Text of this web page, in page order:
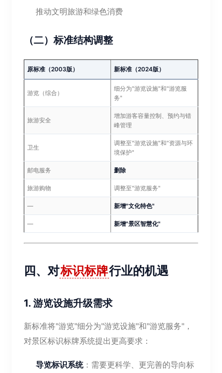
推动文明旅游和绿色消费
（二）标准结构调整
原标准（2003版） 新标准（2024版）
游览（综合）
细分为"游览设施"和"游览服
务"
旅游安全
增加游客容量控制、预约与错
峰管理
卫生
调整至"游览设施"和"资源与环
境保护"
邮电服务 删除
旅游购物 调整至"游览服务"
— 新增"文化特色"
— 新增"景区智慧化"
四、对标识标牌行业的机遇
1. 游览设施升级需求
新标准将"游览"细分为"游览设施"和"游览服务"，
对景区标识标牌系统提出更高要求：
导览标识系统：需要更科学、更完善的导向标